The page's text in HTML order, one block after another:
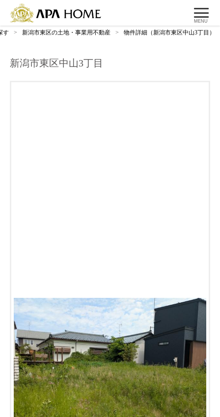
MENU
す > 新潟市東区の土地・事業用不動産 > 物件詳細（新潟市東区中山3丁目）
新潟市東区中山3丁目